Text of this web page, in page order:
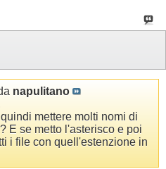
napulitano
mettere molti nomi di
E se metto l'asterisco e poi
i file con quell'estenzione in